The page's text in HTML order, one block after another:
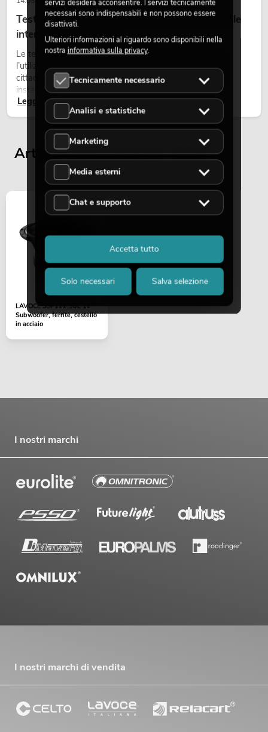
Teste mobili outdoor: teste mobili resistenti alle
intemperie per eventi
Le teste mobili outdoor sono proiettori motorizzati per
l’utilizzo all’aperto. Vengono impiegate in festival, feste
cittadine, concerti open-air, allestimenti architetturali e
installazioni temporanee all’esterno.
Leggi ora
Articoli visualizzati per ultimi
LAVOCE SSF122.50L 12"
Subwoofer, ferrite, cestello
in acciaio
I nostri marchi
I nostri marchi di vendita
servizi desidera acconsentire. I servizi tecnicamente
necessari sono indispensabili e non possono essere
disattivati.
Ulteriori informazioni al riguardo sono disponibili nella
nostra informativa sulla privacy.
Tecnicamente necessario
Analisi e statistiche
Marketing
Media esterni
Chat e supporto
Solo necessari Salva selezione
Accetta tutto